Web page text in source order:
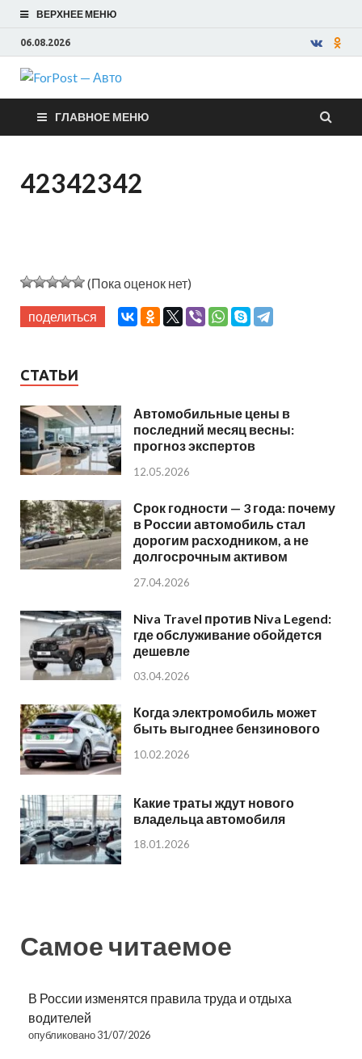
ВЕРХНЕЕ МЕНЮ
06.08.2026
ForPost —
Авто
ГЛАВНОЕ МЕНЮ
42342342
(Пока оценок нет)
поделиться
СТАТЬИ
Автомобильные цены в
последний месяц весны:
прогноз экспертов
12.05.2026
Срок годности — 3 года: почему
в России автомобиль стал
дорогим расходником, а не
долгосрочным активом
27.04.2026
Niva Travel против Niva Legend:
где обслуживание обойдется
дешевле
03.04.2026
Когда электромобиль может
быть выгоднее бензинового
10.02.2026
Какие траты ждут нового
владельца автомобиля
18.01.2026
Самое читаемое
В России изменятся правила труда и отдыха
водителей
опубликовано 31/07/2026